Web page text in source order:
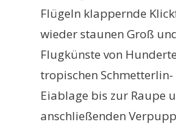
Flügeln klappernde
wieder staunen Groß
Flugkünste von
tropischen Schmetterlin-
Eiablage bis zur Raupe
anschließenden